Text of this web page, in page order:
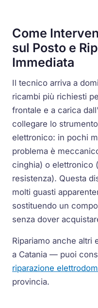
Come
sul Posto e
Immediata
Il tecnico arriva a
ricambi più richiesti
frontale e a carica
collegare lo
elettronico: in pochi
problema è
cinghia) o elettronico
resistenza). Questa
molti guasti
sostituendo un
senza dover
Ripariamo anche altri
a Catania — puoi
riparazione
provincia.